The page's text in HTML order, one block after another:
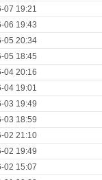
07 19:21
06 19:43
05 20:34
05 18:45
04 20:16
04 19:01
03 19:49
03 18:59
02 21:10
02 19:49
02 15:07